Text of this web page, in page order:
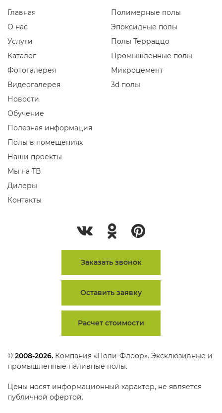
Главная
О нас
Услуги
Каталог
Фотогалерея
Видеогалерея
Новости
Обучение
Полезная информация
Полы в помещениях
Наши проекты
Мы на ТВ
Дилеры
Контакты
Полимерные полы
Эпоксидные полы
Полы Терраццо
Промышленные полы
Микроцемент
3d полы
Заказать звонок
Оставить заявку
Расчет стоимости
© 2008-2026. Компания «Поли-Флоор». Эксклюзивные и
промышленные наливные полы.
Цены носят информационный характер, не является
публичной офертой.